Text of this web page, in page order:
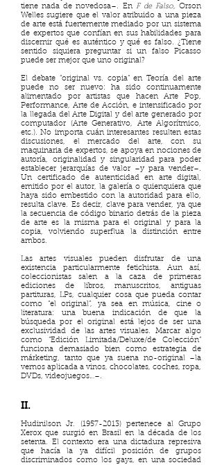
tiene nada de novedosa–. En F de Falso, Orson
Welles sugiere que el valor atribuido a una pieza
de arte está fuertemente mediado por un sistema
de expertos que confían en sus habilidades para
discernir qué es auténtico y qué es falso. ¿Tiene
sentido siquiera preguntar si un falso Picasso
puede ser mejor que uno original?
El debate “original vs. copia” en Teoría del arte
puede no ser nuevo: ha sido continuamente
alimentado por artistas que hacen Arte Pop,
Performance, Arte de Acción, e intensificado por
la llegada del Arte Digital y del arte generado por
computador (Arte Generativo, Arte Algorítmico,
etc.). No importa cuán interesantes resulten estas
discusiones, el mercado del arte, con su
maquinaria de expertos, se apoya en nociones de
autoría, originalidad y singularidad para poder
establecer jerarquías de valor –y para vender–.
Un certificado de autenticidad en arte digital,
emitido por el autor, la galería o quienquiera que
haya sido embestido con la autoridad para ello,
resulta clave. Es decir, clave para vender, ya que
la secuencia de código binario detrás de la pieza
de arte es la misma para el original y para la
copia, volviendo superflua la distinción entre
ambos.
Las artes visuales pueden disfrutar de una
existencia particularmente fetichista. Aun así,
coleccionistas salen a la caza de primeras
ediciones de libros, manuscritos, antiguas
partituras, LPs, cualquier cosa que pueda contar
como “el original”, ya sea en música, cine o
literatura: una buena indicación de que la
búsqueda por el original está lejos de ser una
exclusividad de las artes visuales. Marcar algo
como “Edición Limitada/Deluxe/de Colección”
funciona demasiado bien como estrategia de
márketing, tanto que ya suena no-original –la
vemos aplicada a vinos, chocolates, coches, ropa,
DVDs, videojuegos…–.
II.
Hudinilson Jr. (1957-2013)pertenece al Grupo
Xerox que surgió en Brasil en la década de los
setenta. El contexto era una dictadura represiva
que hacía la ya difícil posición de grupos
discriminados como los gays, en una sociedad